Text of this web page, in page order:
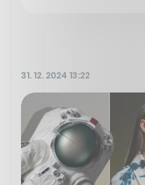
31. 12. 2024 13:22